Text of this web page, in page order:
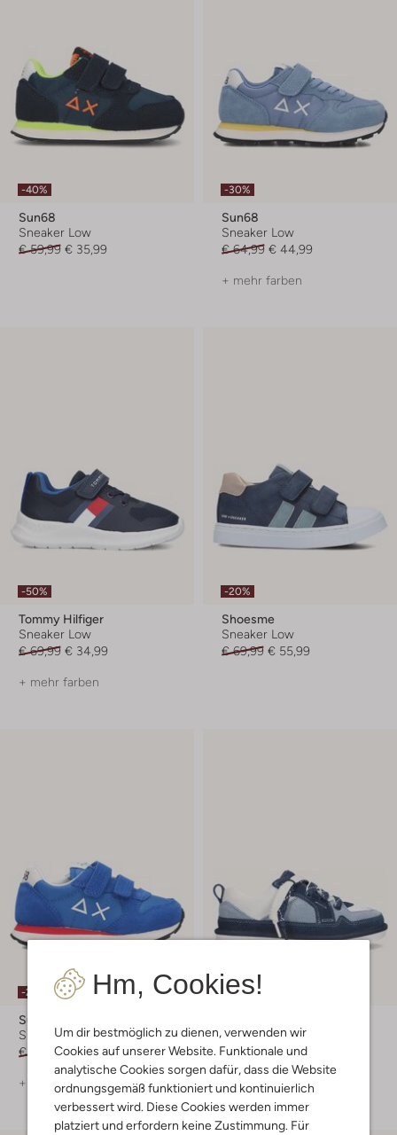
Hm, Cookies!
Um dir bestmöglich zu dienen, verwenden wir
Cookies auf unserer Website. Funktionale und
analytische Cookies sorgen dafür, dass die Website
ordnungsgemäß funktioniert und kontinuierlich
verbessert wird. Diese Cookies werden immer
platziert und erfordern keine Zustimmung. Für
-40%
Sun68
Sneaker Low
€ 59,99 € 35,99
-30%
Sun68
Sneaker Low
€ 64,99 € 44,99
+ mehr farben
-50%
Tommy Hilfiger
Sneaker Low
€ 69,99 € 34,99
+ mehr farben
-20%
Shoesme
Sneaker Low
€ 69,99 € 55,99
-20%
Sun68
Sneaker Low
€ 59,99 € 47,99
+ mehr farben
-50%
Sneaker Low
€ 119,99 € 59,99
+ mehr farben